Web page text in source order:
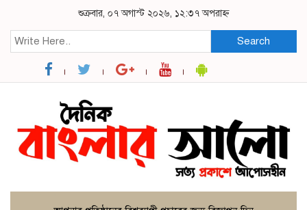
শুক্রবার, ০৭ অগাস্ট ২০২৬, ১২:৩৭ অপরাহ্ন
Search